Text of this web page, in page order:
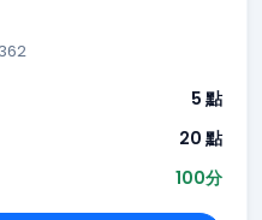
5 點
20 點
100分